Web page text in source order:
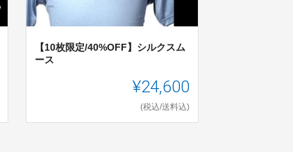
【10枚限定/40%OFF】シルクスム
ース
¥24,600
(税込/送料込)